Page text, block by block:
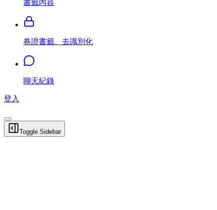
書籤內容
卷證書籤、去識別化
聊天紀錄
登入
Toggle Sidebar